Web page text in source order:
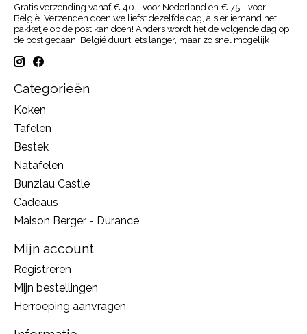
Gratis verzending vanaf € 40.- voor Nederland en € 75.- voor
België. Verzenden doen we liefst dezelfde dag, als er iemand het
pakketje op de post kan doen! Anders wordt het de volgende dag op
de post gedaan! België duurt iets langer, maar zo snel mogelijk
Categorieën
Koken
Tafelen
Bestek
Natafelen
Bunzlau Castle
Cadeaus
Maison Berger - Durance
Mijn account
Registreren
Mijn bestellingen
Herroeping aanvragen